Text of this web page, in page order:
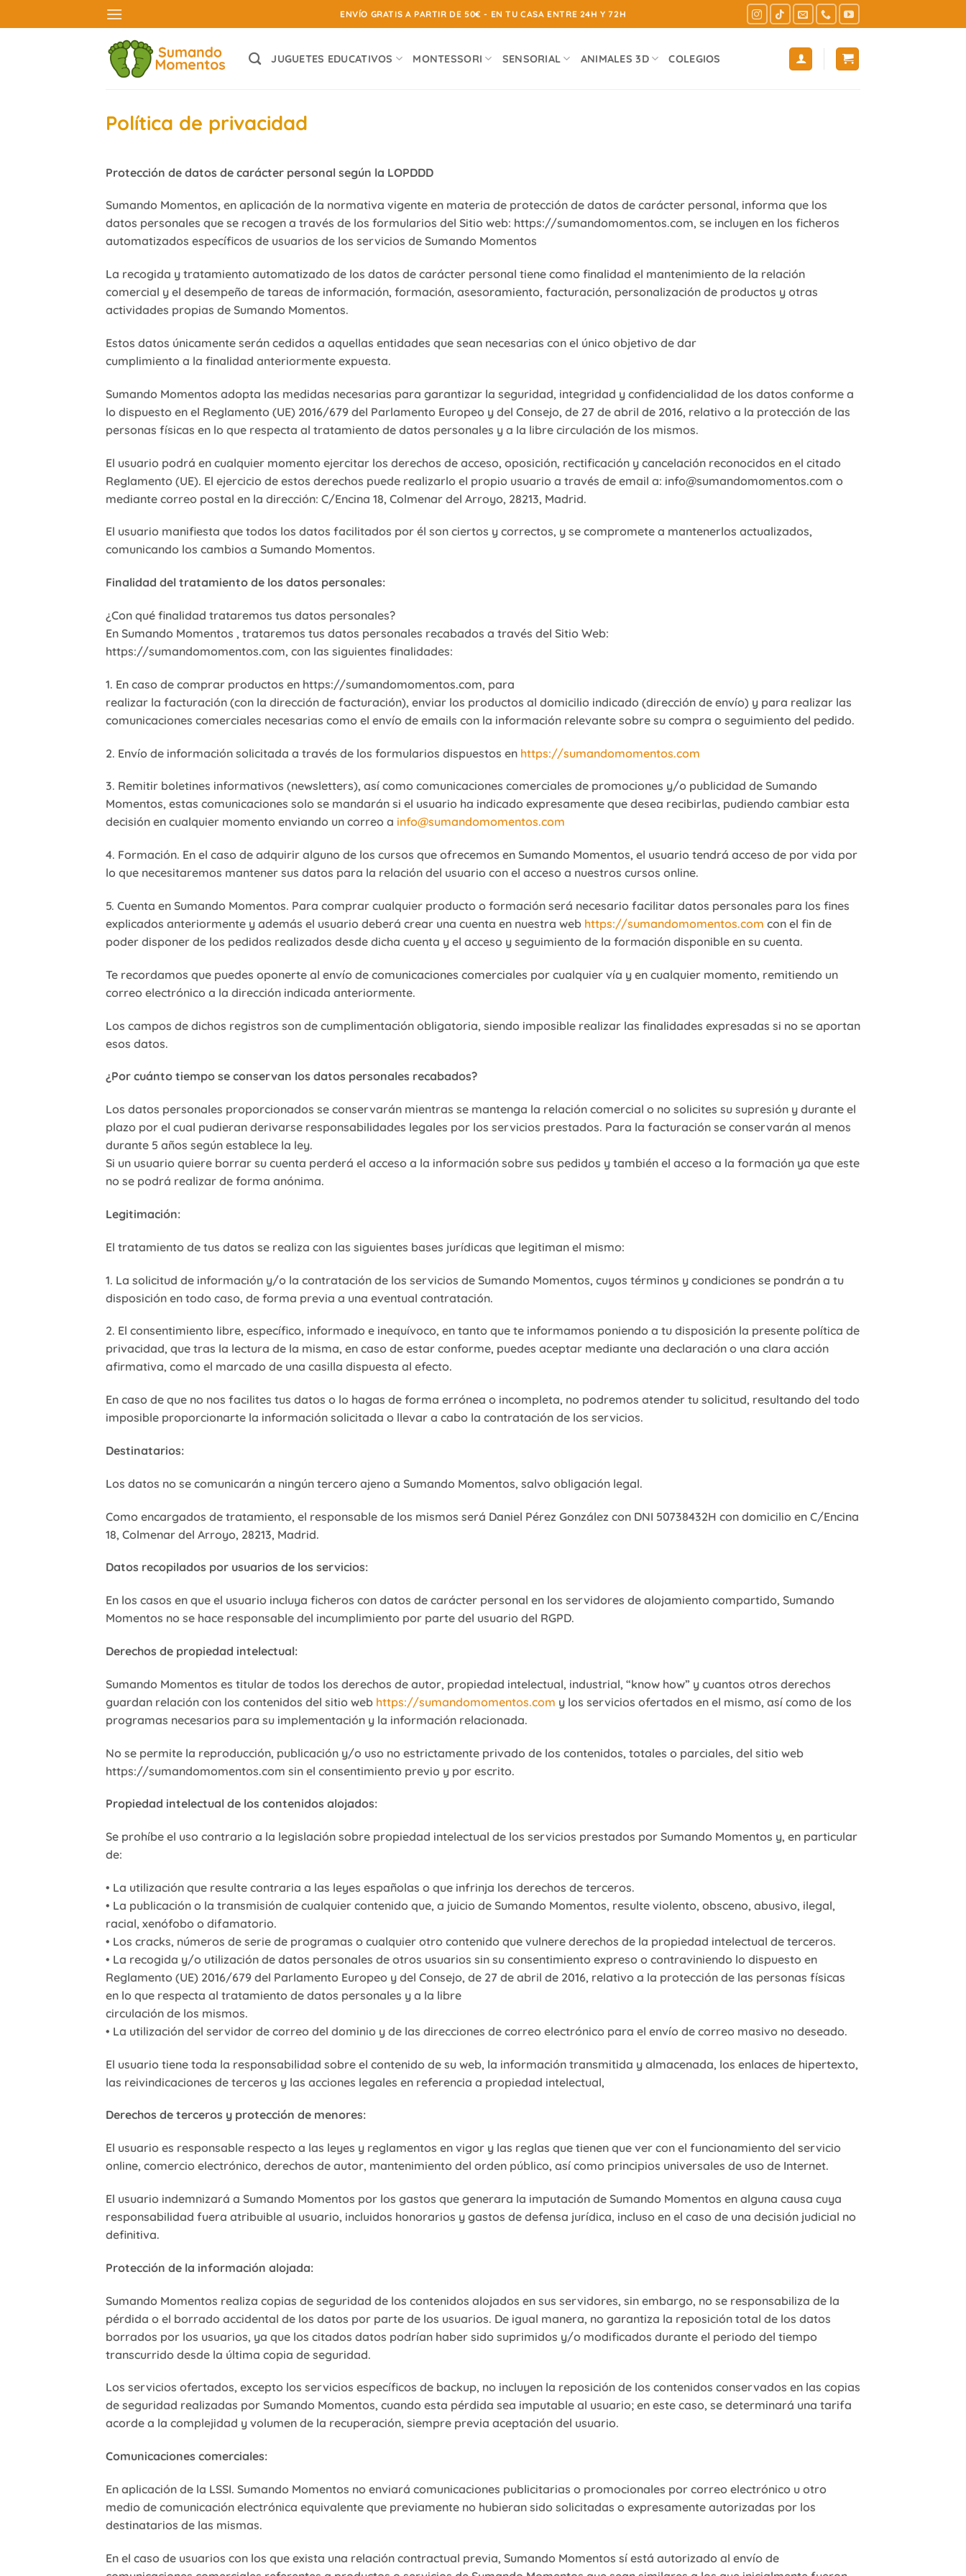
al
ENVÍO GRATIS A PARTIR DE 50€ - EN TU CASA ENTRE 24H Y 72H
JUGUETES EDUCATIVOS MONTESSORI SENSORIAL ANIMALES 3D COLEGIOS
Política de privacidad
Protección de datos de carácter personal según la LOPDDD
Sumando Momentos, en aplicación de la normativa vigente en materia de protección de datos de carácter personal, informa que los
datos personales que se recogen a través de los formularios del Sitio web: https://sumandomomentos.com, se incluyen en los ficheros
automatizados específicos de usuarios de los servicios de Sumando Momentos
La recogida y tratamiento automatizado de los datos de carácter personal tiene como finalidad el mantenimiento de la relación
comercial y el desempeño de tareas de información, formación, asesoramiento, facturación, personalización de productos y otras
actividades propias de Sumando Momentos.
Estos datos únicamente serán cedidos a aquellas entidades que sean necesarias con el único objetivo de dar
cumplimiento a la finalidad anteriormente expuesta.
Sumando Momentos adopta las medidas necesarias para garantizar la seguridad, integridad y confidencialidad de los datos conforme a
lo dispuesto en el Reglamento (UE) 2016/679 del Parlamento Europeo y del Consejo, de 27 de abril de 2016, relativo a la protección de las
personas físicas en lo que respecta al tratamiento de datos personales y a la libre circulación de los mismos.
El usuario podrá en cualquier momento ejercitar los derechos de acceso, oposición, rectificación y cancelación reconocidos en el citado
Reglamento (UE). El ejercicio de estos derechos puede realizarlo el propio usuario a través de email a: info@sumandomomentos.com o
mediante correo postal en la dirección: C/Encina 18, Colmenar del Arroyo, 28213, Madrid.
El usuario manifiesta que todos los datos facilitados por él son ciertos y correctos, y se compromete a mantenerlos actualizados,
comunicando los cambios a Sumando Momentos.
Finalidad del tratamiento de los datos personales:
¿Con qué finalidad trataremos tus datos personales?
En Sumando Momentos , trataremos tus datos personales recabados a través del Sitio Web:
https://sumandomomentos.com, con las siguientes finalidades:
1. En caso de comprar productos en https://sumandomomentos.com, para
realizar la facturación (con la dirección de facturación), enviar los productos al domicilio indicado (dirección de envío) y para realizar las
comunicaciones comerciales necesarias como el envío de emails con la información relevante sobre su compra o seguimiento del pedido.
2. Envío de información solicitada a través de los formularios dispuestos en https://sumandomomentos.com
3. Remitir boletines informativos (newsletters), así como comunicaciones comerciales de promociones y/o publicidad de Sumando
Momentos, estas comunicaciones solo se mandarán si el usuario ha indicado expresamente que desea recibirlas, pudiendo cambiar esta
decisión en cualquier momento enviando un correo a info@sumandomomentos.com
4. Formación. En el caso de adquirir alguno de los cursos que ofrecemos en Sumando Momentos, el usuario tendrá acceso de por vida por
lo que necesitaremos mantener sus datos para la relación del usuario con el acceso a nuestros cursos online.
5. Cuenta en Sumando Momentos. Para comprar cualquier producto o formación será necesario facilitar datos personales para los fines
explicados anteriormente y además el usuario deberá crear una cuenta en nuestra web https://sumandomomentos.com con el fin de
poder disponer de los pedidos realizados desde dicha cuenta y el acceso y seguimiento de la formación disponible en su cuenta.
Te recordamos que puedes oponerte al envío de comunicaciones comerciales por cualquier vía y en cualquier momento, remitiendo un
correo electrónico a la dirección indicada anteriormente.
Los campos de dichos registros son de cumplimentación obligatoria, siendo imposible realizar las finalidades expresadas si no se aportan
esos datos.
¿Por cuánto tiempo se conservan los datos personales recabados?
Los datos personales proporcionados se conservarán mientras se mantenga la relación comercial o no solicites su supresión y durante el
plazo por el cual pudieran derivarse responsabilidades legales por los servicios prestados. Para la facturación se conservarán al menos
durante 5 años según establece la ley.
Si un usuario quiere borrar su cuenta perderá el acceso a la información sobre sus pedidos y también el acceso a la formación ya que este
no se podrá realizar de forma anónima.
Legitimación:
El tratamiento de tus datos se realiza con las siguientes bases jurídicas que legitiman el mismo:
1. La solicitud de información y/o la contratación de los servicios de Sumando Momentos, cuyos términos y condiciones se pondrán a tu
disposición en todo caso, de forma previa a una eventual contratación.
2. El consentimiento libre, específico, informado e inequívoco, en tanto que te informamos poniendo a tu disposición la presente política de
privacidad, que tras la lectura de la misma, en caso de estar conforme, puedes aceptar mediante una declaración o una clara acción
afirmativa, como el marcado de una casilla dispuesta al efecto.
En caso de que no nos facilites tus datos o lo hagas de forma errónea o incompleta, no podremos atender tu solicitud, resultando del todo
imposible proporcionarte la información solicitada o llevar a cabo la contratación de los servicios.
Destinatarios:
Los datos no se comunicarán a ningún tercero ajeno a Sumando Momentos, salvo obligación legal.
Como encargados de tratamiento, el responsable de los mismos será Daniel Pérez González con DNI 50738432H con domicilio en C/Encina
18, Colmenar del Arroyo, 28213, Madrid.
Datos recopilados por usuarios de los servicios:
En los casos en que el usuario incluya ficheros con datos de carácter personal en los servidores de alojamiento compartido, Sumando
Momentos no se hace responsable del incumplimiento por parte del usuario del RGPD.
Derechos de propiedad intelectual:
Sumando Momentos es titular de todos los derechos de autor, propiedad intelectual, industrial, “know how” y cuantos otros derechos
guardan relación con los contenidos del sitio web https://sumandomomentos.com y los servicios ofertados en el mismo, así como de los
programas necesarios para su implementación y la información relacionada.
No se permite la reproducción, publicación y/o uso no estrictamente privado de los contenidos, totales o parciales, del sitio web
https://sumandomomentos.com sin el consentimiento previo y por escrito.
Propiedad intelectual de los contenidos alojados:
Se prohíbe el uso contrario a la legislación sobre propiedad intelectual de los servicios prestados por Sumando Momentos y, en particular
de:
• La utilización que resulte contraria a las leyes españolas o que infrinja los derechos de terceros.
• La publicación o la transmisión de cualquier contenido que, a juicio de Sumando Momentos, resulte violento, obsceno, abusivo, ilegal,
racial, xenófobo o difamatorio.
• Los cracks, números de serie de programas o cualquier otro contenido que vulnere derechos de la propiedad intelectual de terceros.
• La recogida y/o utilización de datos personales de otros usuarios sin su consentimiento expreso o contraviniendo lo dispuesto en
Reglamento (UE) 2016/679 del Parlamento Europeo y del Consejo, de 27 de abril de 2016, relativo a la protección de las personas físicas
en lo que respecta al tratamiento de datos personales y a la libre
circulación de los mismos.
• La utilización del servidor de correo del dominio y de las direcciones de correo electrónico para el envío de correo masivo no deseado.
El usuario tiene toda la responsabilidad sobre el contenido de su web, la información transmitida y almacenada, los enlaces de hipertexto,
las reivindicaciones de terceros y las acciones legales en referencia a propiedad intelectual,
Derechos de terceros y protección de menores:
El usuario es responsable respecto a las leyes y reglamentos en vigor y las reglas que tienen que ver con el funcionamiento del servicio
online, comercio electrónico, derechos de autor, mantenimiento del orden público, así como principios universales de uso de Internet.
El usuario indemnizará a Sumando Momentos por los gastos que generara la imputación de Sumando Momentos en alguna causa cuya
responsabilidad fuera atribuible al usuario, incluidos honorarios y gastos de defensa jurídica, incluso en el caso de una decisión judicial no
definitiva.
Protección de la información alojada:
Sumando Momentos realiza copias de seguridad de los contenidos alojados en sus servidores, sin embargo, no se responsabiliza de la
pérdida o el borrado accidental de los datos por parte de los usuarios. De igual manera, no garantiza la reposición total de los datos
borrados por los usuarios, ya que los citados datos podrían haber sido suprimidos y/o modificados durante el periodo del tiempo
transcurrido desde la última copia de seguridad.
Los servicios ofertados, excepto los servicios específicos de backup, no incluyen la reposición de los contenidos conservados en las copias
de seguridad realizadas por Sumando Momentos, cuando esta pérdida sea imputable al usuario; en este caso, se determinará una tarifa
acorde a la complejidad y volumen de la recuperación, siempre previa aceptación del usuario.
Comunicaciones comerciales:
En aplicación de la LSSI. Sumando Momentos no enviará comunicaciones publicitarias o promocionales por correo electrónico u otro
medio de comunicación electrónica equivalente que previamente no hubieran sido solicitadas o expresamente autorizadas por los
destinatarios de las mismas.
En el caso de usuarios con los que exista una relación contractual previa, Sumando Momentos sí está autorizado al envío de